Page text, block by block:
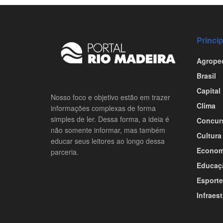
Nosso foco e objetivo estão em trazer
informações complexas de forma
simples de ler. Dessa forma, a ideia é
não somente informar, mas também
educar seus leitores ao longo dessa
parceria.
Brasil
Capital
Clima
Cultura